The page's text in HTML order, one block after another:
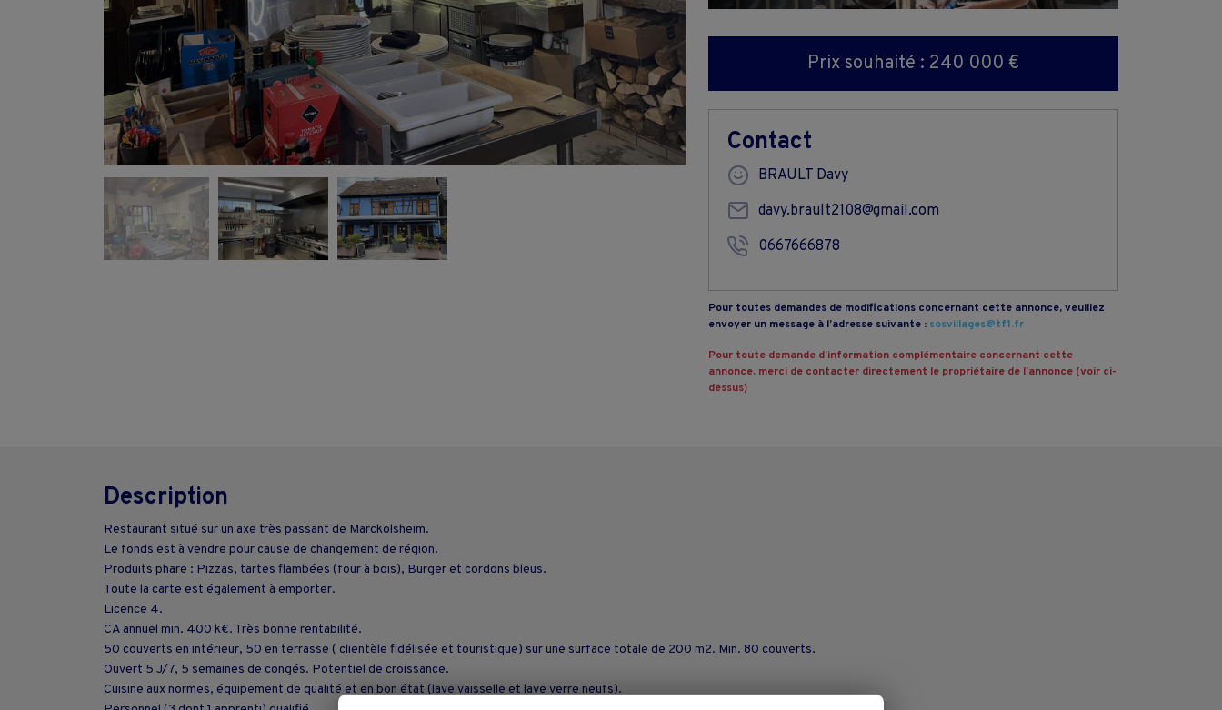
Prix souhaité : 240 000 €
Contact
BRAULT Davy
davy.brault2108@gmail.com
0667666878
Pour toutes demandes de modifications concernant cette annonce, veuillez
envoyer un message à l’adresse suivante : sosvillages@tf1.fr
Pour toute demande d’information complémentaire concernant cette
annonce, merci de contacter directement le propriétaire de l’annonce (voir ci-
dessus)
Description
Restaurant situé sur un axe très passant de Marckolsheim.
Le fonds est à vendre pour cause de changement de région.
Produits phare : Pizzas, tartes flambées (four à bois), Burger et cordons bleus.
Toute la carte est également à emporter.
Licence 4.
CA annuel min. 400 k€. Très bonne rentabilité.
50 couverts en intérieur, 50 en terrasse ( clientèle fidélisée et touristique) sur une surface totale de 200 m2. Min. 80 couverts.
Ouvert 5 J/7, 5 semaines de congés. Potentiel de croissance.
Cuisine aux normes, équipement de qualité et en bon état (lave vaisselle et lave verre neufs).